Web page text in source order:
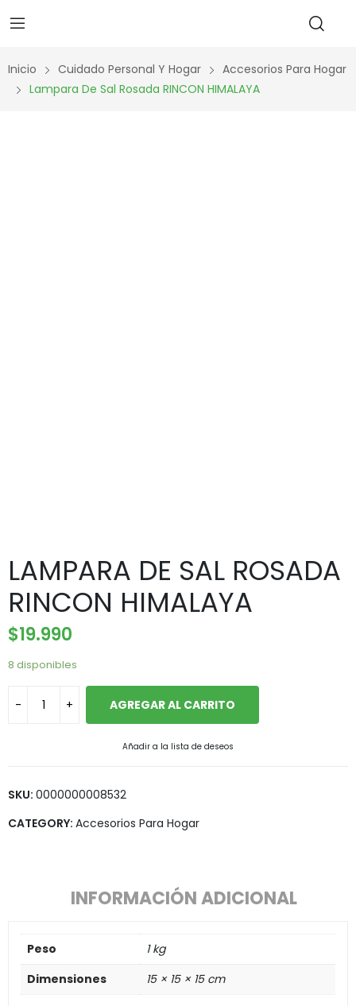
Inicio Cuidado Personal Y Hogar
Accesorios Para Hogar
Lampara De Sal Rosada RINCON HIMALAYA
LAMPARA DE SAL ROSADA
RINCON HIMALAYA
$19.990
8 disponibles
AGREGAR AL CARRITO
Añadir a la lista de deseos
SKU: 0000000008532
CATEGORY: Accesorios Para Hogar
INFORMACIÓN ADICIONAL
Peso
1 kg
Dimensiones
15 × 15 × 15 cm